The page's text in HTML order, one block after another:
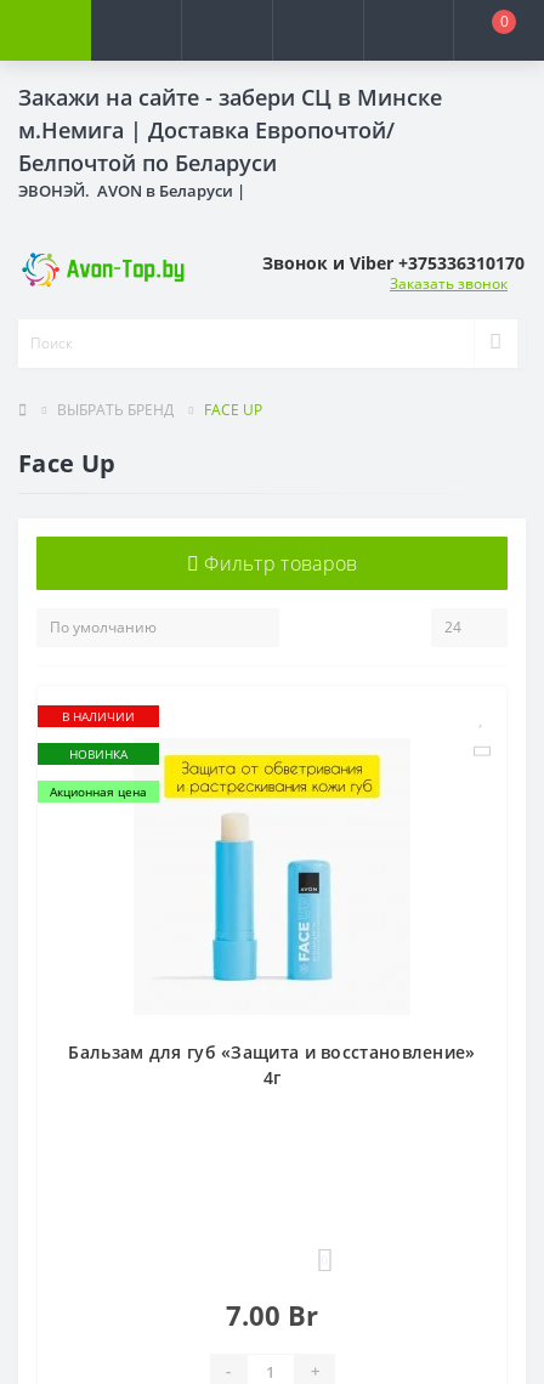
Закажи на сайте - забери СЦ в Минске
м.Немига | Доставка Европочтой/
Белпочтой по Беларуси
ЭВОНЭЙ. AVON в Беларуси |
0
Звонок и Viber +375336310170
Заказать звонок
ВЫБРАТЬ БРЕНД FACE UP
Face Up
Фильтр товаров
В НАЛИЧИИ
НОВИНКА
Акционная цена
Бальзам для губ «Защита и восстановление»
4г
7.00 Br
- +